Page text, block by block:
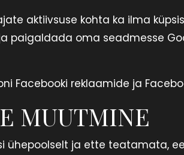
aktiivsuse kohta ka ilma
oma seadmesse
Facebooki reklaamide ja
MUUTMINE
ühepoolselt ja ette teatamata,